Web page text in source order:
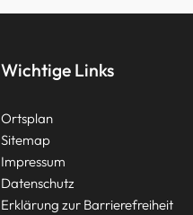
Wichtige Links
Ortsplan
Sitemap
Impressum
Datenschutz
Erklärung zur Barrierefreiheit